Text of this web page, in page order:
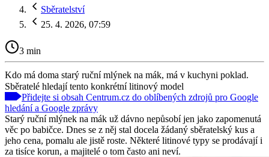
Sběratelství
25. 4. 2026, 07:59
3 min
Kdo má doma starý ruční mlýnek na mák, má v kuchyni poklad.
Sběratelé hledají tento konkrétní litinový model
Přidejte si obsah Centrum.cz do oblíbených zdrojů pro Google
hledání a Google zprávy
Starý ruční mlýnek na mák už dávno nepůsobí jen jako zapomenutá
věc po babičce. Dnes se z něj stal docela žádaný sběratelský kus a
jeho cena, pomalu ale jistě roste. Některé litinové typy se prodávají i
za tisíce korun, a majitelé o tom často ani neví.